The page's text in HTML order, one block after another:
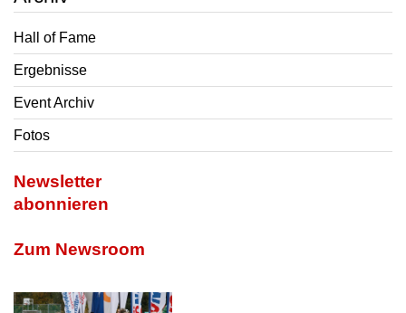
Hall of Fame
Ergebnisse
Event Archiv
Fotos
Newsletter
abonnieren
Zum Newsroom